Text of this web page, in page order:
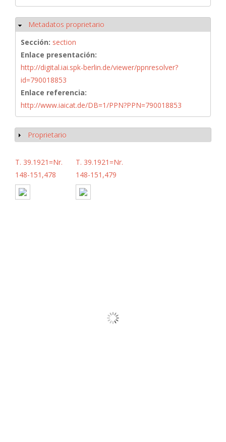
Ocultar
Metadatos proprietario
Sección: section
Enlace presentación:
http://digital.iai.spk-berlin.de/viewer/ppnresolver?
id=790018853
Enlace referencia:
http://www.iaicat.de/DB=1/PPN?PPN=790018853
Mostrar
Proprietario
T. 39.1921=Nr.
148-151,478
T. 39.1921=Nr.
148-151,479